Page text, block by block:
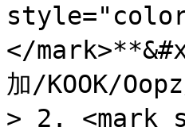
</
加/KOOK/
> 2. <mark